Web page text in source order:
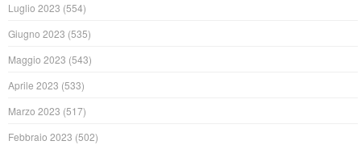
Luglio 2023 (554)
Giugno 2023 (535)
Maggio 2023 (543)
Aprile 2023 (533)
Marzo 2023 (517)
Febbraio 2023 (502)